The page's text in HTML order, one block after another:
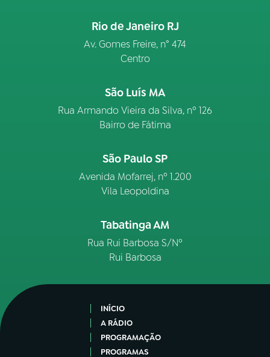
Rio de Janeiro RJ
Av. Gomes Freire, n° 474
Centro
São Luís MA
Rua Armando Vieira da Silva, nº 126
Bairro de Fátima
São Paulo SP
Avenida Mofarrej, nº 1.200
Vila Leopoldina
Tabatinga AM
Rua Rui Barbosa S/Nº
Rui Barbosa
INÍCIO
A RÁDIO
PROGRAMAÇÃO
PROGRAMAS